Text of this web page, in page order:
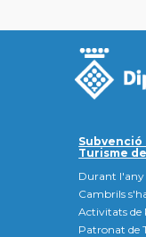
Turisme
Durant l'any
Cambrils
Activitats de
Patronat de